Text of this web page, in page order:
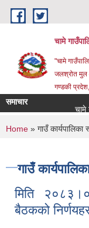
Skip to main content
चामे
"चामे
जलश्रोत मुल
गण्डकी
समाचार
चामे
You are
Home » गाउँ कार्यपालिका
गाउँ
मिति
बैठकको